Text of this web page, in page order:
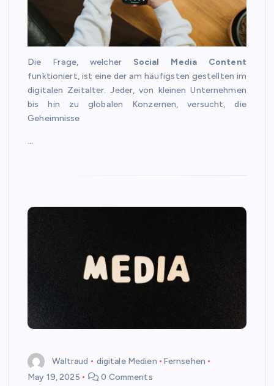
Die Frage, welcher Social Media Content
funktioniert, ist eine der am häufigsten gestellten im
digitalen Zeitalter. Jeder, von kleinen Unternehmen
bis hin zu globalen Konzernen, versucht, die
Geheimnisse
…
Waltraud digitale Medien
Fernsehen
May 19, 2025
0 Comments